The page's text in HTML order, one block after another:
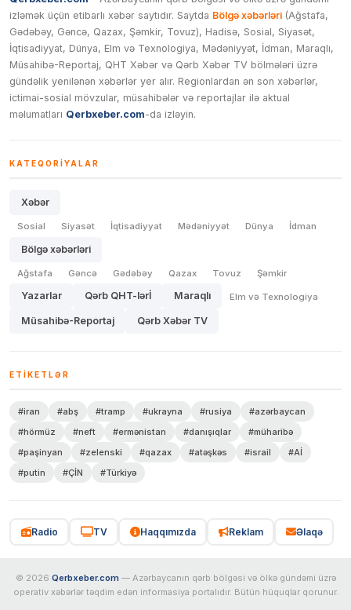
izləmək üçün etibarlı xəbər saytıdır. Saytda Bölgə xəbərləri (Ağstafa,
Gədəbəy, Gəncə, Qazax, Şəmkir, Tovuz), Hadisə, Sosial, Siyasət,
İqtisadiyyat, Dünya, Elm və Texnologiya, Mədəniyyət, İdman, Maraqlı,
Müsahibə-Reportaj, QHT Xəbər və Qərb Xəbər TV bölmələri üzrə
gündəlik yenilənən xəbərlər yer alır. Regionlardan ən son xəbərlər,
ictimai-sosial mövzular, müsahibələr və reportajlar ilə aktual
məlumatları Qerbxeber.com-da izləyin.
KATEQORIYALAR
Xəbər
Sosial Siyasət İqtisadiyyat Mədəniyyət Dünya İdman
Bölgə xəbərləri
Ağstafa Gəncə Gədəbəy Qazax Tovuz Şəmkir
Yazarlar Qərb QHT-lərİ Maraqlı Elm və Texnologiya
Müsahibə-Reportaj Qərb Xəbər TV
ETIKETLƏR
#iran #abş #tramp #ukrayna #rusiya
#azərbaycan
#hörmüz
#neft #ermənistan #danışıqlar
#müharibə
#paşinyan
#zelenski #qazax #atəşkəs #israil
#Aİ
#putin
#ÇİN #Türkiyə
Radio TV Haqqımızda Reklam Əlaqə
© 2026 Qerbxeber.com — Azərbaycanın qərb bölgəsi və ölkə gündəmi üzrə
operativ xəbərlər təqdim edən informasiya portalıdır. Bütün hüquqlar qorunur.